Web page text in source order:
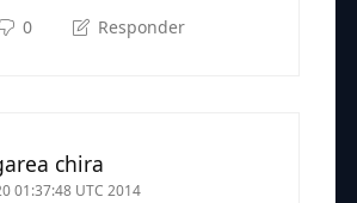
0 Responder
chira
01:37:48 UTC 2014